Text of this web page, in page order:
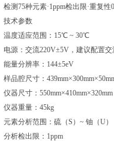
检测75种元素·1ppm检出限·重复性
技术参数
温度适应范围：15℃ ~ 30℃
电源：交流220V±5V，建议配置
能量分辨率：144±5eV
样品腔尺寸：
仪器尺寸：550mm×410mm×320mm
仪器重量：45kg
元素分析范围：硫（S）~ 铀（U）
分析检出限：1ppm